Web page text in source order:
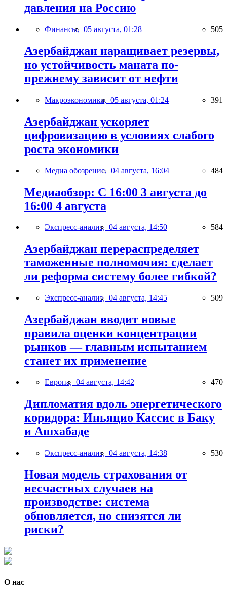
давления на Россию
Финансы, 05 августа, 01:28 505
Азербайджан наращивает резервы,
но устойчивость маната по-
прежнему зависит от нефти
Макроэкономика, 05 августа, 01:24 391
Азербайджан ускоряет
цифровизацию в условиях слабого
роста экономики
Медиа обозрение, 04 августа, 16:04 484
Медиаобзор: С 16:00 3 августа до
16:00 4 августа
Экспресс-анализ, 04 августа, 14:50 584
Азербайджан перераспределяет
таможенные полномочия: сделает
ли реформа систему более гибкой?
Экспресс-анализ, 04 августа, 14:45 509
Азербайджан вводит новые
правила оценки концентрации
рынков — главным испытанием
станет их применение
Европа, 04 августа, 14:42 470
Дипломатия вдоль энергетического
коридора: Иньяцио Кассис в Баку
и Ашхабаде
Экспресс-анализ, 04 августа, 14:38 530
Новая модель страхования от
несчастных случаев на
производстве: система
обновляется, но снизятся ли
риски?
О нас